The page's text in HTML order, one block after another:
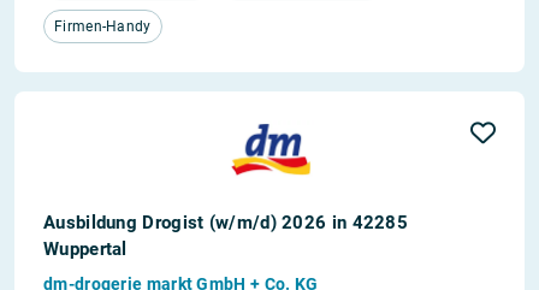
Firmen-Handy
Ausbildung Drogist (w/m/d) 2026 in 42285
Wuppertal
dm-drogerie markt GmbH + Co. KG